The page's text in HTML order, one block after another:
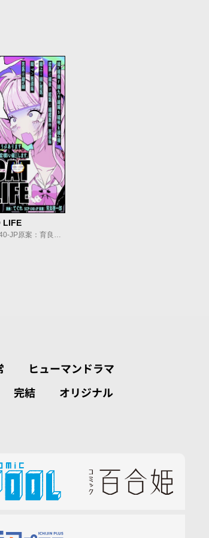
LIFE
てぐれ/SCP-040-JP原案：育良啓一郎
ヒューマンドラマ
完結 オリジナル